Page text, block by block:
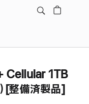
Cellular 1TB
[整備済製品]